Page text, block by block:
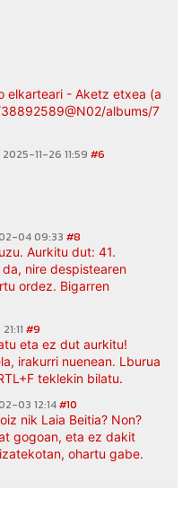
elkarteari - Aketz etxea
albums/
2025-11-26 11:59 #6
04 09:33 #8
Aurkitu dut: 41.
nire despistearen
ordez. Bigarren
#9
eta ez dut aurkitu!
irakurri nuenean. Lburua
teklekin bilatu.
03 12:14#10
nik Laia Beitia? Non?
gogoan, eta ez dakit
ohartu gabe.